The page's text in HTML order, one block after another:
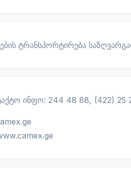
ტრანსპორტირება
ინფო: 244 48 88, (422) 25